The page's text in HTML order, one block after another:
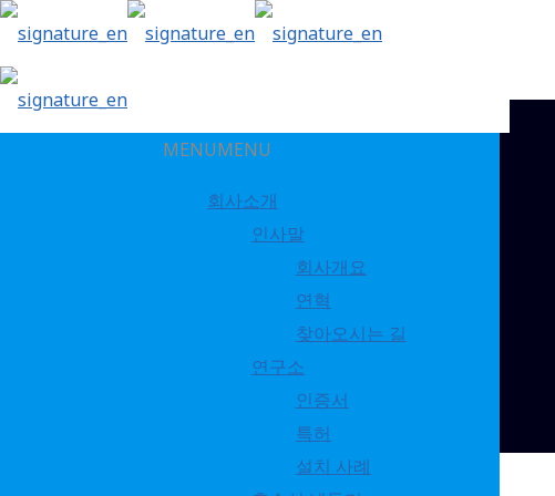
MENUMENU
회사소개
인사말
회사개요
연혁
찾아오시는 길
연구소
인증서
특허
설치 사례
고효율 직화식 (DW)